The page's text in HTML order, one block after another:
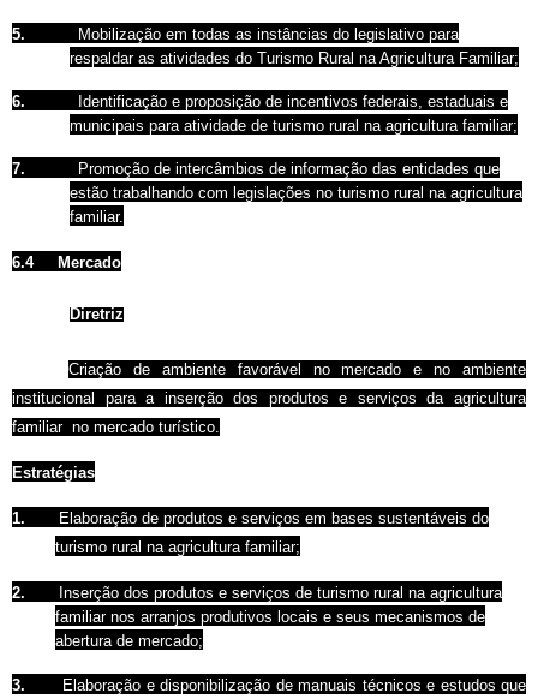
5.
Mobilização em todas as instâncias do legislativo para
respaldar as atividades do Turismo Rural na Agricultura Familiar;
6.
Identificação e proposição de incentivos federais, estaduais e
municipais para atividade de turismo rural na agricultura familiar;
7.
Promoção de intercâmbios de informação das entidades que
estão trabalhando com legislações no turismo rural na agricultura
familiar.
6.4 Mercado
Diretriz
Criação de ambiente favorável no mercado e no ambiente
institucional para a inserçãodos produtos e serviços da agricultura
familiar no mercado turístico.
Estratégias
1.
Elaboração de produtos e serviços em bases sustentáveis do
turismo rural na agricultura familiar;
2.
Inserção dos produtos e serviços de turismo rural na agricultura
familiar nos arranjos produtivos locais e seus mecanismos de
abertura de mercado;
3.
Elaboração e disponibilização de manuais técnicos e estudos que